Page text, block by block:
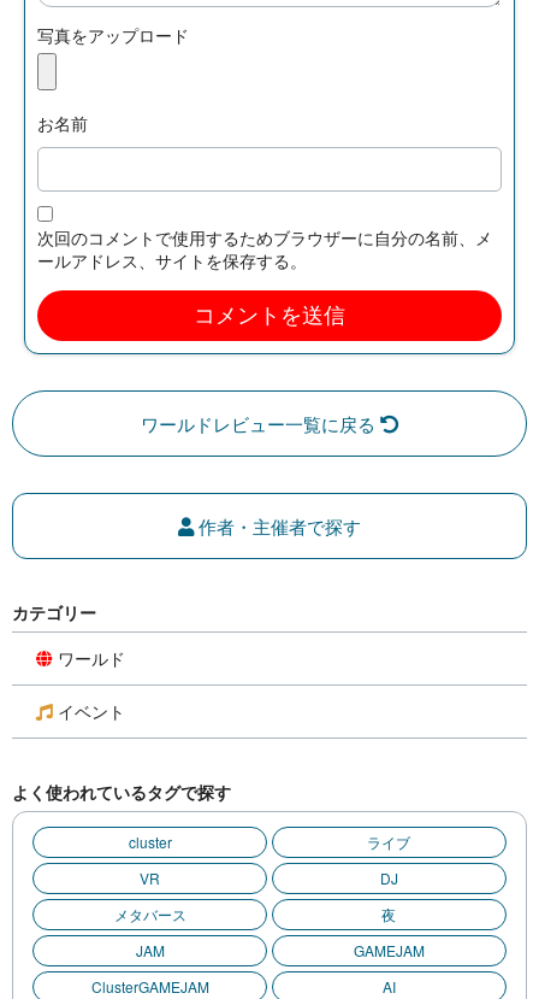
写真をアップロード
お名前
次回のコメントで使用するためブラウザーに自分の名前、メ
ールアドレス、サイトを保存する。
ワールドレビュー一覧に戻る
作者・主催者で探す
カテゴリー
ワールド
イベント
よく使われているタグで探す
cluster
ライブ
VR
DJ
メタバース
夜
JAM
GAMEJAM
ClusterGAMEJAM
AI